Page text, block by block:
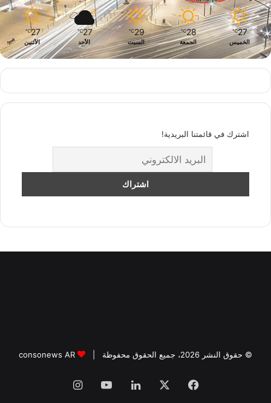
27
℃
الخميس
28
℃
الجمعة
29
℃
السبت
27
℃
الأحد
27
℃
الأثنين
اشترك في قائمتنا البريدية!
© حقوق النشر 2026، جميع الحقوق محفوظة | consonews AR
فيسبوك لينكدإن‫YouTubeانستقرام